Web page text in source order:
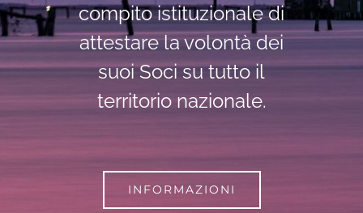
compito istituzionale di
attestare la volontà dei
suoi Soci su tutto il
territorio nazionale.
INFORMAZIONI